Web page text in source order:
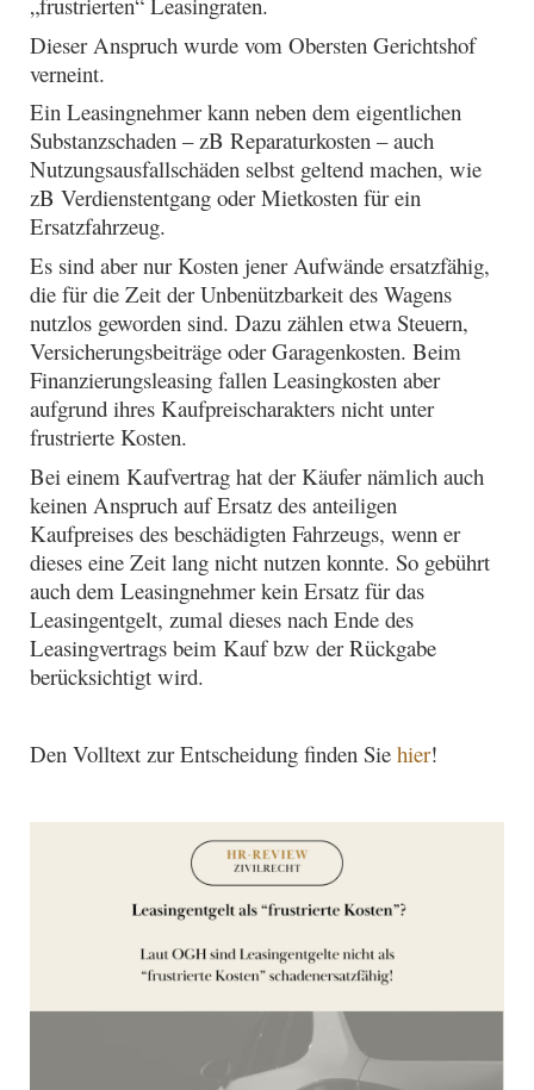
Dieser Anspruch wurde vom Obersten Gerichtshof
verneint.
Ein Leasingnehmer kann neben dem eigentlichen
Substanzschaden – zB Reparaturkosten – auch
Nutzungsausfallschäden selbst geltend machen, wie
zB Verdienstentgang oder Mietkosten für ein
Ersatzfahrzeug.
Es sind aber nur Kosten jener Aufwände ersatzfähig,
die für die Zeit der Unbenützbarkeit des Wagens
nutzlos geworden sind. Dazu zählen etwa Steuern,
Versicherungsbeiträge oder Garagenkosten. Beim
Finanzierungsleasing fallen Leasingkosten aber
aufgrund ihres Kaufpreischarakters nicht unter
frustrierte Kosten.
Bei einem Kaufvertrag hat der Käufer nämlich auch
keinen Anspruch auf Ersatz des anteiligen
Kaufpreises des beschädigten Fahrzeugs, wenn er
dieses eine Zeit lang nicht nutzen konnte. So gebührt
auch dem Leasingnehmer kein Ersatz für das
Leasingentgelt, zumal dieses nach Ende des
Leasingvertrags beim Kauf bzw der Rückgabe
berücksichtigt wird.
Den Volltext zur Entscheidung finden Siehier!